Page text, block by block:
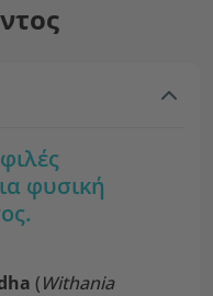
φυσική
(Withania